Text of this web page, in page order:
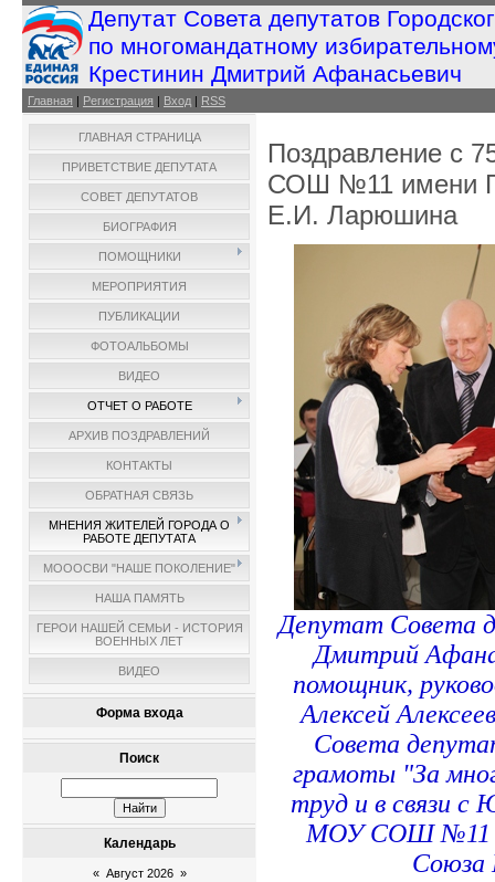
Депутат Совета депутатов
по многомандатному
Крестинин Дмитрий Афанасьевич
Главная | Регистрация | Вход | RSS
ГЛАВНАЯ СТРАНИЦА
ПРИВЕТСТВИЕ ДЕПУТАТА
СОВЕТ ДЕПУТАТОВ
БИОГРАФИЯ
ПОМОЩНИКИ
МЕРОПРИЯТИЯ
ПУБЛИКАЦИИ
ФОТОАЛЬБОМЫ
ВИДЕО
ОТЧЕТ О РАБОТЕ
АРХИВ ПОЗДРАВЛЕНИЙ
КОНТАКТЫ
ОБРАТНАЯ СВЯЗЬ
МНЕНИЯ ЖИТЕЛЕЙ ГОРОДА О
РАБОТЕ ДЕПУТАТА
МОООСВИ "НАШЕ ПОКОЛЕНИЕ"
НАША ПАМЯТЬ
ГЕРОИ НАШЕЙ СЕМЬИ - ИСТОРИЯ
ВОЕННЫХ ЛЕТ
ВИДЕО
Форма входа
Поиск
Календарь
« Август 2026 »
Поздравление с
СОШ №11 имени
Е.И. Ларюшина
Депутат Совета
Дмитрий
помощник,
Алексей
Совета
грамоты "За
труд и в связи с
МОУ СОШ №11